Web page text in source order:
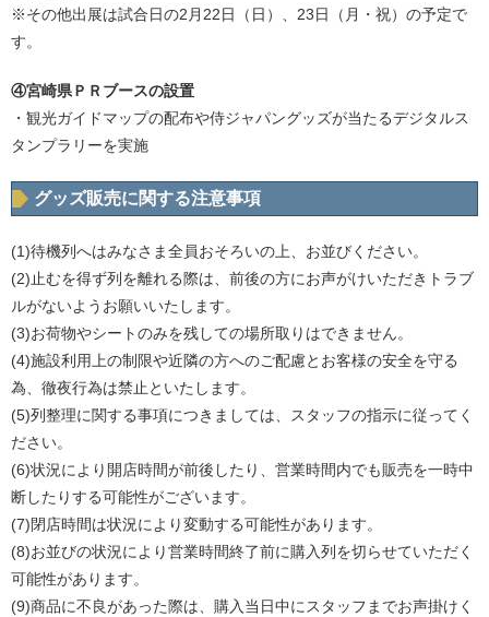
※その他出展は試合日の2月22日（日）、23日（月・祝）の予定で
す。
④宮崎県ＰＲブースの設置
・観光ガイドマップの配布や侍ジャパングッズが当たるデジタルス
タンプラリーを実施
グッズ販売に関する注意事項
(1)待機列へはみなさま全員おそろいの上、お並びください。
(2)止むを得ず列を離れる際は、前後の方にお声がけいただきトラブ
ルがないようお願いいたします。
(3)お荷物やシートのみを残しての場所取りはできません。
(4)施設利用上の制限や近隣の方へのご配慮とお客様の安全を守る
為、徹夜行為は禁止といたします。
(5)列整理に関する事項につきましては、スタッフの指示に従ってく
ださい。
(6)状況により開店時間が前後したり、営業時間内でも販売を一時中
断したりする可能性がございます。
(7)閉店時間は状況により変動する可能性があります。
(8)お並びの状況により営業時間終了前に購入列を切らせていただく
可能性があります。
(9)商品に不良があった際は、購入当日中にスタッフまでお声掛けく